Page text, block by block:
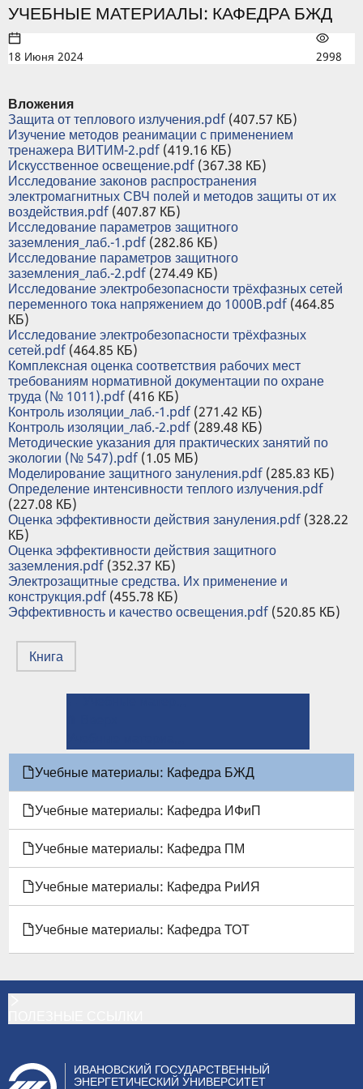
УЧЕБНЫЕ МАТЕРИАЛЫ: КАФЕДРА БЖД
18 Июня 2024 2998
Вложения
Защита от теплового излучения.pdf (407.57 КБ)
Изучение методов реанимации с применением
тренажера ВИТИМ-2.pdf (419.16 КБ)
Искусственное освещение.pdf (367.38 КБ)
Исследование законов распространения
электромагнитных СВЧ полей и методов защиты от их
воздействия.pdf (407.87 КБ)
Исследование параметров защитного
заземления_лаб.-1.pdf (282.86 КБ)
Исследование параметров защитного
заземления_лаб.-2.pdf (274.49 КБ)
Исследование электробезопасности трёхфазных сетей
переменного тока напряжением до 1000В.pdf (464.85
КБ)
Исследование электробезопасности трёхфазных
сетей.pdf (464.85 КБ)
Комплексная оценка соответствия рабочих мест
требованиям нормативной документации по охране
труда (№ 1011).pdf (416 КБ)
Контроль изоляции_лаб.-1.pdf (271.42 КБ)
Контроль изоляции_лаб.-2.pdf (289.48 КБ)
Методические указания для практических занятий по
экологии (№ 547).pdf (1.05 МБ)
Моделирование защитного зануления.pdf (285.83 КБ)
Определение интенсивности теплого излучения.pdf
(227.08 КБ)
Оценка эффективности действия зануления.pdf (328.22
КБ)
Оценка эффективности действия защитного
заземления.pdf (352.37 КБ)
Электрозащитные средства. Их применение и
конструкция.pdf (455.78 КБ)
Эффективность и качество освещения.pdf (520.85 КБ)
Книга
КНИГИ
ДЛЯ
УЧЕБНЫЕ
МАТЕРИАЛЫ:
КАФЕДРА
БЖД
Учебные материалы: Кафедра БЖД
Учебные материалы: Кафедра ИФиП
Учебные материалы: Кафедра ПМ
Учебные материалы: Кафедра РиИЯ
Учебные материалы: Кафедра ТОТ
ИВАНОВСКИЙ ГОСУДАРСТВЕННЫЙ
ЭНЕРГЕТИЧЕСКИЙ УНИВЕРСИТЕТ